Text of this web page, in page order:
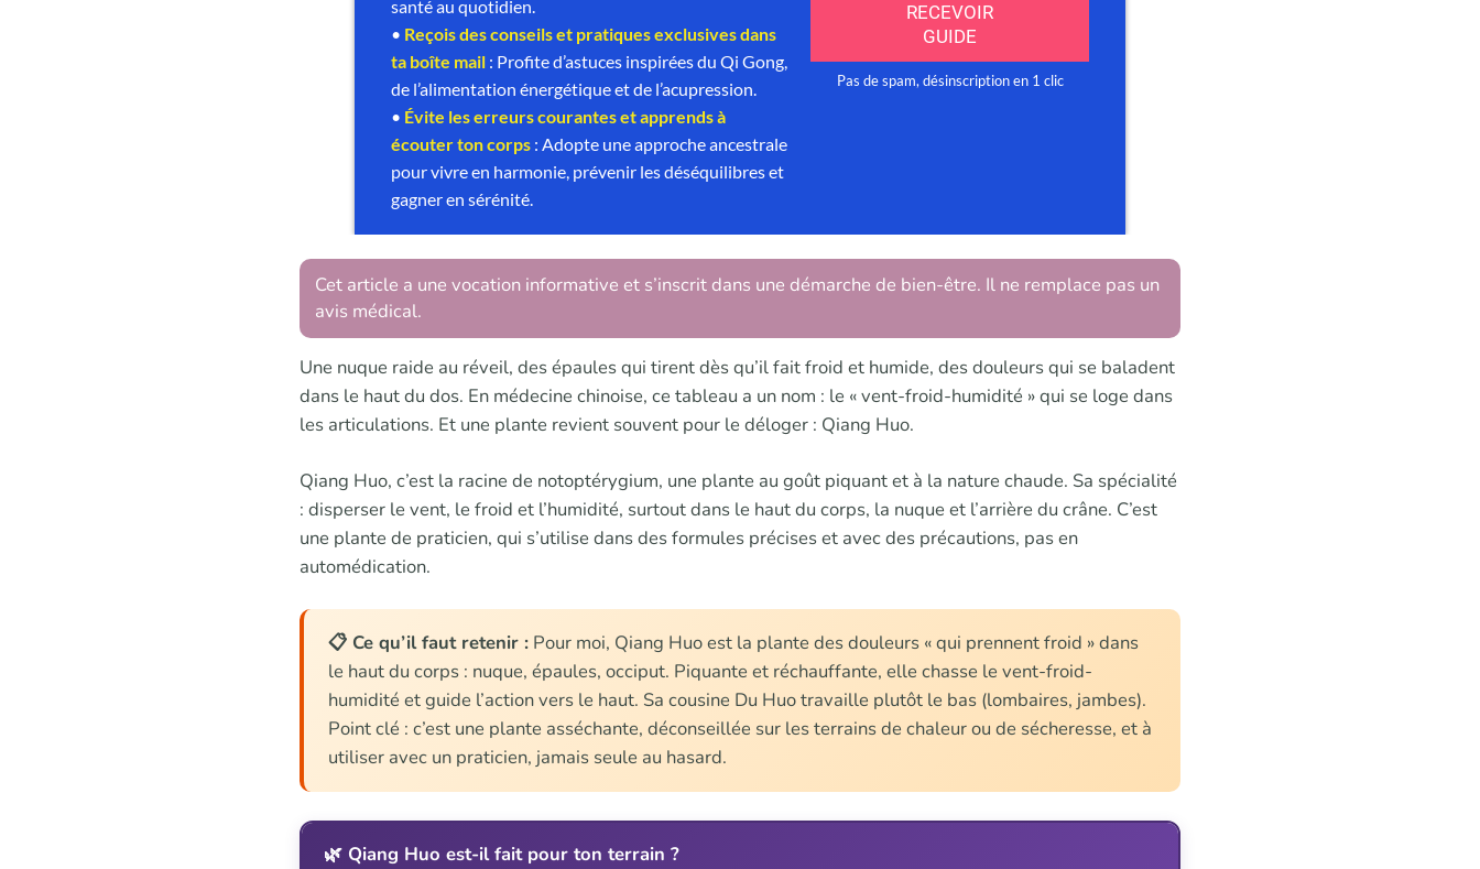
Cet article a une vocation informative et s’inscrit dans une démarche de bien-être. Il ne remplace pas un
avis médical.
Une nuque raide au réveil, des épaules qui tirent dès qu’il fait froid et humide, des douleurs qui se baladent
dans le haut du dos. En médecine chinoise, ce tableau a un nom : le « vent-froid-humidité » qui se loge dans
les articulations. Et une plante revient souvent pour le déloger : Qiang Huo.
Qiang Huo, c’est la racine de notoptérygium, une plante au goût piquant et à la nature chaude. Sa spécialité
: disperser le vent, le froid et l’humidité, surtout dans le haut du corps, la nuque et l’arrière du crâne. C’est
une plante de praticien, qui s’utilise dans des formules précises et avec des précautions, pas en
automédication.
📋 Ce qu’il faut retenir : Pour moi, Qiang Huo est la plante des douleurs « qui prennent froid » dans
le haut du corps : nuque, épaules, occiput. Piquante et réchauffante, elle chasse le vent-froid-
humidité et guide l’action vers le haut. Sa cousine Du Huo travaille plutôt le bas (lombaires, jambes).
Point clé : c’est une plante asséchante, déconseillée sur les terrains de chaleur ou de sécheresse, et à
utiliser avec un praticien, jamais seule au hasard.
🌿 Qiang Huo est-il fait pour ton terrain ?